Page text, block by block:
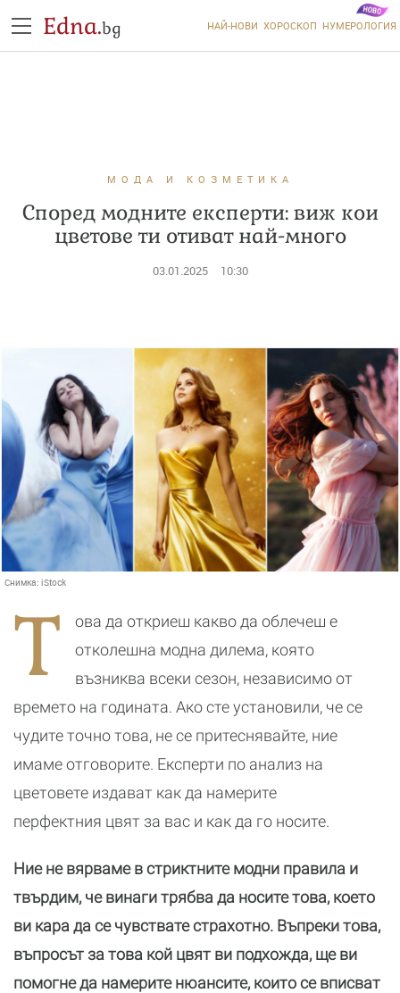
Edna.bg НАЙ-НОВИ ХОРОСКОП НУМЕРОЛОГИЯ
МОДА И КОЗМЕТИКА
Според модните експерти: виж кои
цветове ти отиват най-много
03.01.2025 10:30
Снимка: iStock
Т
ова да откриеш какво да облечеш е
отколешна модна дилема, която
възниква всеки сезон, независимо от
времето на годината. Ако сте установили, че се
чудите точно това, не се притеснявайте, ние
имаме отговорите. Експерти по анализ на
цветовете издават как да намерите
перфектния цвят за вас и как да го носите.
Ние не вярваме в стриктните модни правила и
твърдим, че винаги трябва да носите това, което
ви кара да се чувствате страхотно. Въпреки това,
въпросът за това кой цвят ви подхожда, ще ви
помогне да намерите нюансите, които се вписват